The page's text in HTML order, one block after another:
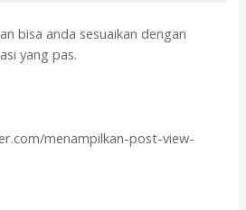
bisa anda sesuaikan dengan
yang pas.
menampilkan-post-view-